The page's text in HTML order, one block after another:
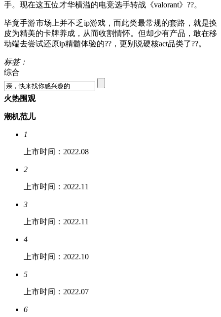
手。现在这五位才华横溢的电竞选手转战《valorant》??。
毕竟手游市场上并不乏ip游戏，而此类最常规的套路，就是换
皮为精美的卡牌养成，从而收割情怀。但却少有产品，敢在移
动端去尝试还原ip精髓体验的??，更别说硬核act品类了??。
标签：
综合
火热围观
潮机范儿
1
上市时间：2022.08
2
上市时间：2022.11
3
上市时间：2022.11
4
上市时间：2022.10
5
上市时间：2022.07
6